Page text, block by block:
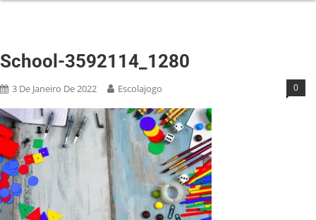
School-3592114_1280
3 De Janeiro De 2022 Escolajogo 0